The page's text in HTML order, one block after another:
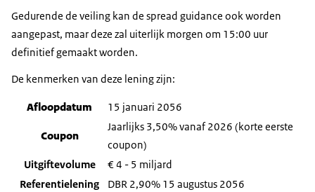
Gedurende de veiling kan de spread guidance ook worden
aangepast, maar deze zal uiterlijk morgen om 15:00 uur
definitief gemaakt worden.
De kenmerken van deze lening zijn:
Afloopdatum 15 januari 2056
Coupon
Jaarlijks 3,50% vanaf 2026 (korte eerste
coupon)
Uitgiftevolume
€ 4 - 5 miljard
Referentielening
DBR 2,90% 15 augustus 2056